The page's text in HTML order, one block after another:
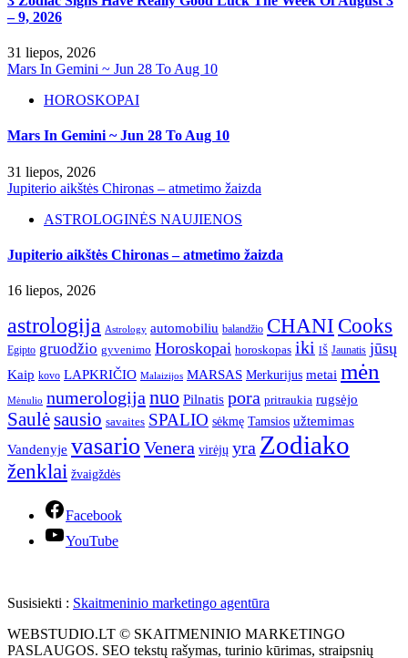
– 9, 2026
31 liepos, 2026
Mars In Gemini ~ Jun 28 To Aug 10
HOROSKOPAI
Mars In Gemini ~ Jun 28 To Aug 10
31 liepos, 2026
Jupiterio aikštės Chironas – atmetimo žaizda
ASTROLOGINĖS NAUJIENOS
Jupiterio aikštės Chironas – atmetimo žaizda
16 liepos, 2026
astrologija Astrology automobiliu balandžio CHANI Cooks
Egipto gruodžio gyvenimo Horoskopai horoskopas iki IŠ Jaunatis jūsų
Kaip kovo LAPKRIČIO Malaizijos MARSAS Merkurijus metai mėn
Mėnulio numerologija nuo Pilnatis pora pritraukia rugsėjo
Saulėsausio savaites SPALIO sėkmę Tamsios užtemimas
Vandenyje vasario Venera virėjų yra Zodiako
ženklai žvaigždės
Facebook
YouTube
Susisiekti : Skaitmeninio marketingo agentūra
WEBSTUDIO.LT © SKAITMENINIO MARKETINGO
PASLAUGOS. SEO tekstų rašymas, turinio kūrimas, straipsnių